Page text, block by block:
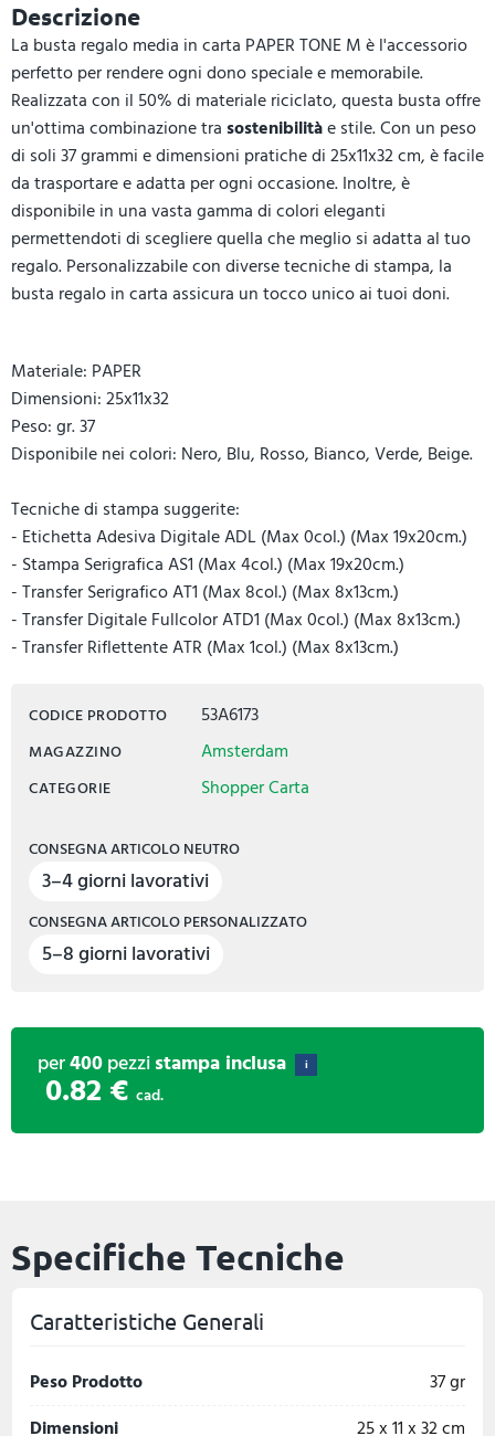
Descrizione
La busta regalo media in carta PAPER TONE M è l'accessorio
perfetto per rendere ogni dono speciale e memorabile.
Realizzata con il 50% di materiale riciclato, questa busta offre
un'ottima combinazione trasostenibilitàe stile. Con un peso
di soli 37 grammi e dimensioni pratiche di 25x11x32 cm, è facile
da trasportare e adatta per ogni occasione. Inoltre, è
disponibile in una vasta gamma di colori eleganti
permettendoti di scegliere quella che meglio si adatta al tuo
regalo. Personalizzabile con diverse tecniche di stampa, la
busta regalo in carta assicura un tocco unico ai tuoi doni.
Materiale: PAPER
Dimensioni: 25x11x32
Peso: gr. 37
Disponibile nei colori: Nero, Blu, Rosso, Bianco, Verde, Beige.
Tecniche di stampa suggerite:
- Etichetta Adesiva Digitale ADL (Max 0col.) (Max 19x20cm.)
- Stampa Serigrafica AS1 (Max 4col.) (Max 19x20cm.)
- Transfer Serigrafico AT1 (Max 8col.) (Max 8x13cm.)
- Transfer Digitale Fullcolor ATD1 (Max 0col.) (Max 8x13cm.)
- Transfer Riflettente ATR (Max 1col.) (Max 8x13cm.)
CODICE PRODOTTO 53A6173
MAGAZZINO Amsterdam
CATEGORIE Shopper Carta
CONSEGNA ARTICOLO NEUTRO
3–4 giorni lavorativi
CONSEGNA ARTICOLO PERSONALIZZATO
5–8 giorni lavorativi
per400pezzistampa inclusa i
0.82 € cad.
Specifiche Tecniche
Caratteristiche Generali
Peso Prodotto
37 gr
Dimensioni
25 x 11 x 32 cm